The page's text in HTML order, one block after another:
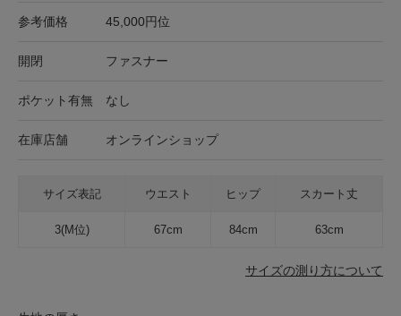
参考価格 45,000円位
開閉 ファスナー
ポケット有無 なし
在庫店舗 オンラインショップ
サイズ表記 ウエスト ヒップ スカート丈
3(M位) 67cm 84cm 63cm
サイズの測り方について